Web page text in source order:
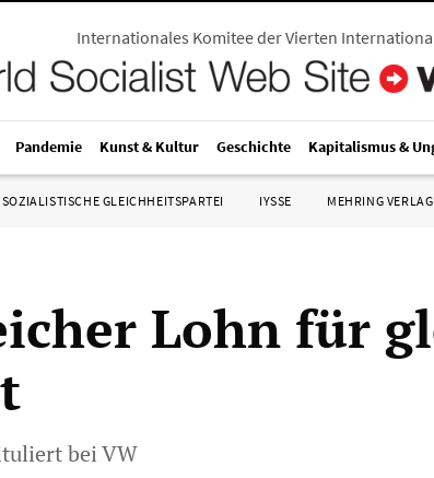
Internationales Komitee der Vierten
Pandemie Kunst & Kultur Geschichte Kapitalismus &
SOZIALISTISCHE GLEICHHEITSPARTEI IYSSE MEHRING VERLAG
Lohn für
bei VW